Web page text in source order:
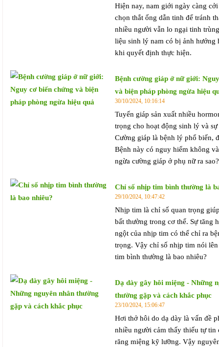
Hiện nay, nam giới ngày càng
chọn thắt ống dẫn tinh để tránh
nhiều người vẫn lo ngại tinh
liệu sinh lý nam có bị ảnh hưởng
khi quyết định thực hiện.
Bệnh cường giáp ở nữ giới:
và biện pháp phòng ngừa hiệu
30/10/2024, 10:16:14
Tuyến giáp sản xuất nhiều
trọng cho hoạt động sinh lý và
Cường giáp là bệnh lý phổ biến,
Bệnh này có nguy hiểm không
ngừa cường giáp ở phụ nữ ra sao?
Chỉ số nhịp tim bình thường là
29/10/2024, 10:47:42
Nhịp tim là chỉ số quan trọng
bất thường trong cơ thể. Sự tăng
ngột của nhịp tim có thể chỉ ra
trọng. Vậy chỉ số nhịp tim nói
tim bình thường là bao nhiêu?
Dạ dày gây hôi miệng - Những
thường gặp và cách khắc phục
23/10/2024, 15:06:47
Hơi thở hôi do dạ dày là vấn đề
nhiều người cảm thấy thiếu tự tin
răng miệng kỹ lưỡng. Vậy